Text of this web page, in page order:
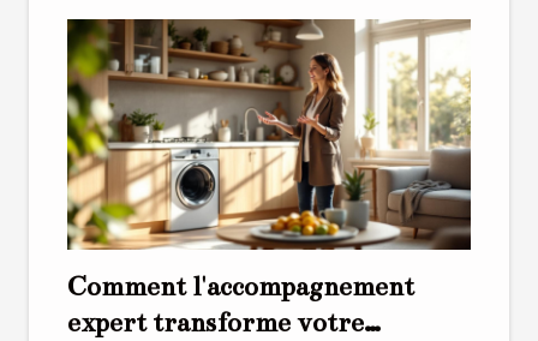
Comment l'accompagnement
expert transforme votre